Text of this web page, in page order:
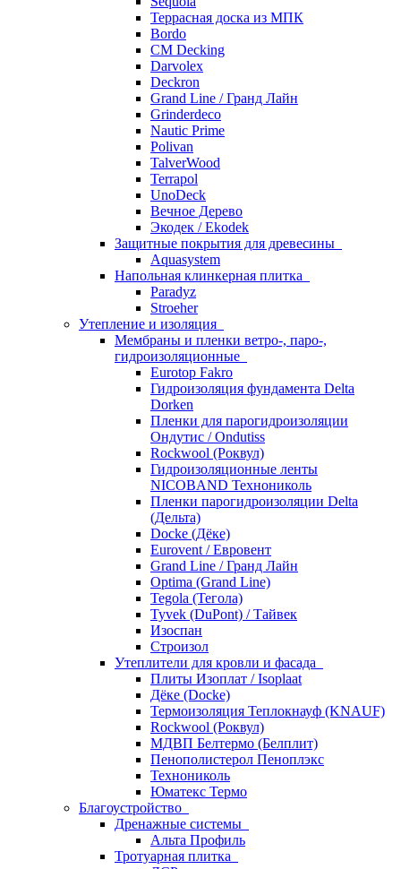
Террасная доска из МПК
Bordo
CM Decking
Darvolex
Deckron
Grand Line / Гранд Лайн
Grinderdeco
Nautic Prime
Polivan
TalverWood
Terrapol
UnoDeck
Вечное Дерево
Экодек / Ekodek
Защитные покрытия для древесины
Aquasystem
Напольная клинкерная плитка
Paradyz
Stroeher
Утепление и изоляция
Мембраны и пленки ветро-, паро-,
гидроизоляционные
Eurotop Fakro
Гидроизоляция фундамента Delta
Dorken
Пленки для парогидроизоляции
Ондутис / Ondutiss
Rockwool (Роквул)
Гидроизоляционные ленты
NICOBAND Технониколь
Пленки парогидроизоляции Delta
(Дельта)
Docke (Дёке)
Eurovent / Евровент
Grand Line / Гранд Лайн
Optima (Grand Line)
Tegola (Тегола)
Tyvek (DuPont) / Тайвек
Изоспан
Строизол
Утеплители для кровли и фасада
Плиты Изоплат / Isoplaat
Дёке (Docke)
Термоизоляция Теплокнауф (KNAUF)
Rockwool (Роквул)
МДВП Белтермо (Белплит)
Пенополистерол Пеноплэкс
Технониколь
Юматекс Термо
Благоустройство
Дренажные системы
Альта Профиль
Тротуарная плитка